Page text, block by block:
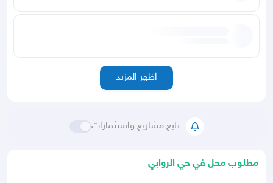
اظهر المزيد
تابع مشاريع واستثمارات
مطلوب محل في حي الروابي